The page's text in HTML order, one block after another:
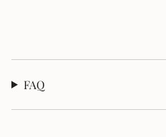
}}",
"maximum_of"=>"Maximum
von
FAQ